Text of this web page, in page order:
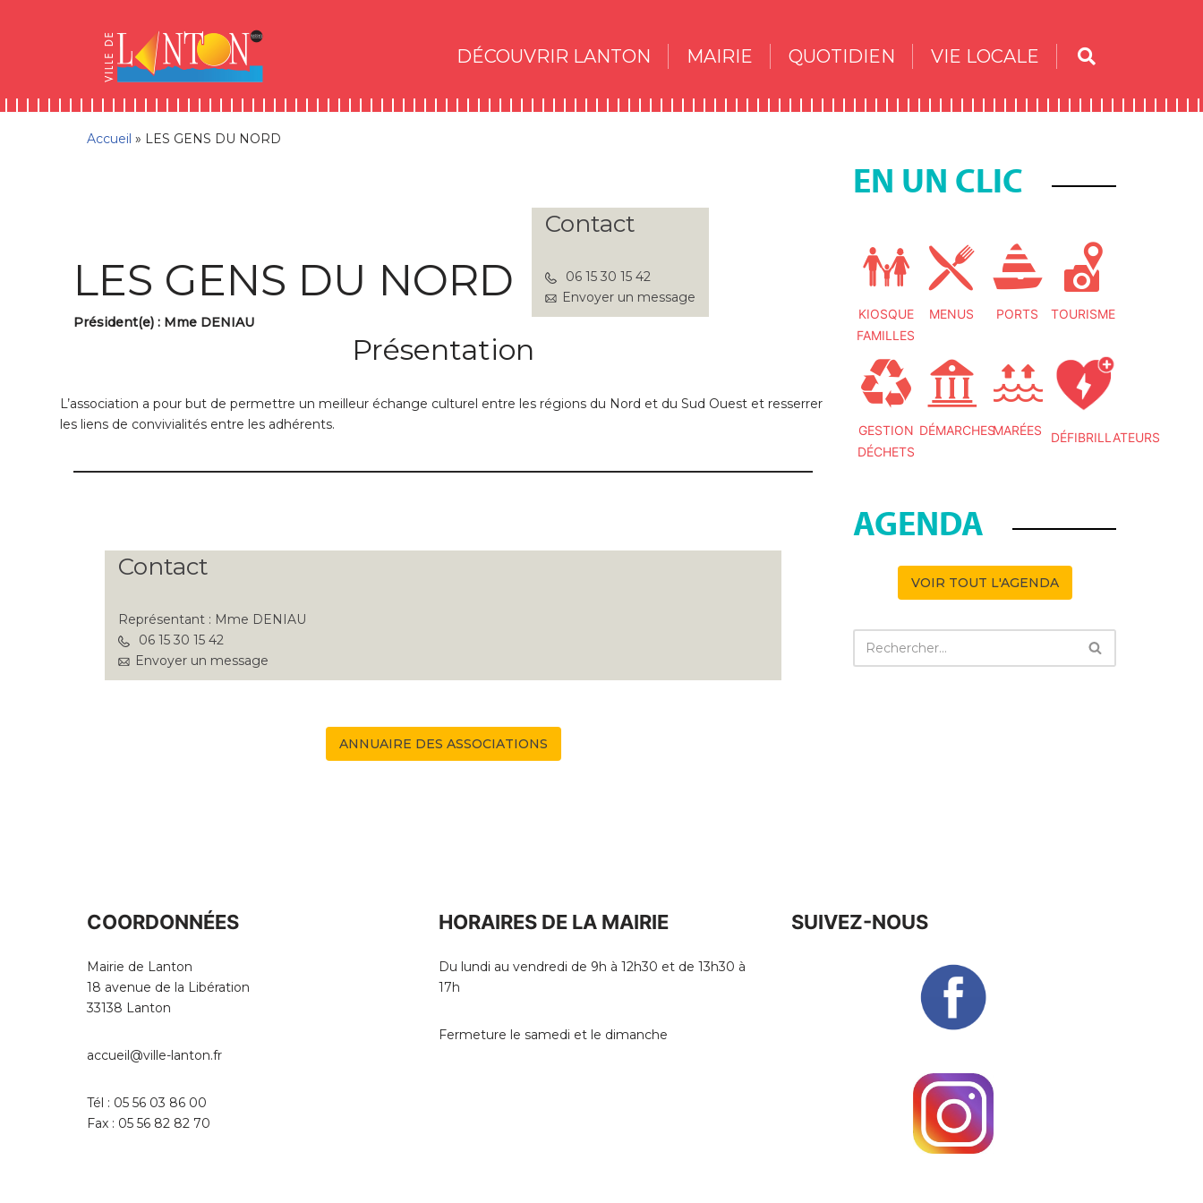
DÉCOUVRIR LANTON MAIRIE QUOTIDIEN VIE LOCALE
Accueil » LES GENS DU NORD
LES GENS DU NORD
Président(e) : Mme DENIAU
Contact
06 15 30 15 42
Envoyer un message
Présentation
L’association a pour but de permettre un meilleur échange culturel entre les régions du Nord et du Sud Ouest et resserrer
les liens de convivialités entre les adhérents.
Contact
Représentant : Mme DENIAU
06 15 30 15 42
Envoyer un message
ANNUAIRE DES ASSOCIATIONS
EN UN CLIC
KIOSQUE
FAMILLES
MENUS PORTS TOURISME
GESTION
DÉCHETS
DÉMARCHESMARÉES DÉFIBRILLATEURS
AGENDA
VOIR TOUT L'AGENDA
COORDONNÉES
Mairie de Lanton
18 avenue de la Libération
33138 Lanton
accueil@ville-lanton.fr
Tél : 05 56 03 86 00
Fax : 05 56 82 82 70
HORAIRES DE LA MAIRIE
Du lundi au vendredi de 9h à 12h30 et de 13h30 à
17h
Fermeture le samedi et le dimanche
SUIVEZ-NOUS